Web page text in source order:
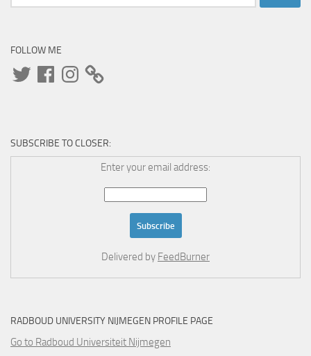
for:
FOLLOW ME
TwitterFacebookInstagram
SUBSCRIBE TO CLOSER:
Enter your email address:
Delivered by FeedBurner
RADBOUD UNIVERSITY NIJMEGEN PROFILE PAGE
Go to Radboud Universiteit Nijmegen